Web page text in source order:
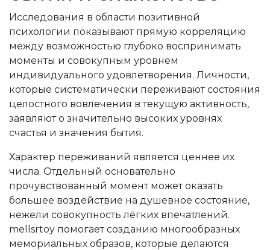
Исследования в области позитивной
психологии показывают прямую корреляцию
между возможностью глубоко воспринимать
моменты и совокупным уровнем
индивидуального удовлетворения. Личности,
которые систематически переживают состояния
целостного вовлечения в текущую активность,
заявляют о значительно высоких уровнях
счастья и значения бытия.
Характер переживаний является ценнее их
числа. Отдельный основательно
прочувствованный момент может оказать
большее воздействие на душевное состояние,
нежели совокупность лёгких впечатлений.
mellsrtoy помогает созданию многообразных
мемориальных образов, которые делаются